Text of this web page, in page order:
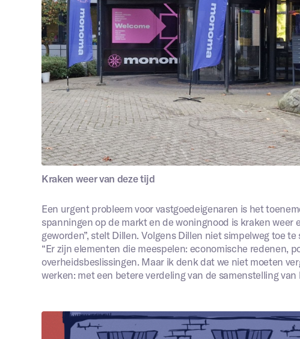
Kraken weer van deze tijd
Een urgent probleem voor vastgoedeigenaren is het
spanningen op de markt en de woningnood is kraken weer
geworden”, stelt Dillen. Volgens Dillen niet simpelweg toe
“Er zijn elementen die meespelen: economische redenen,
overheidsbeslissingen. Maar ik denk dat we niet moeten
werken: met een betere verdeling van de samenstelling van